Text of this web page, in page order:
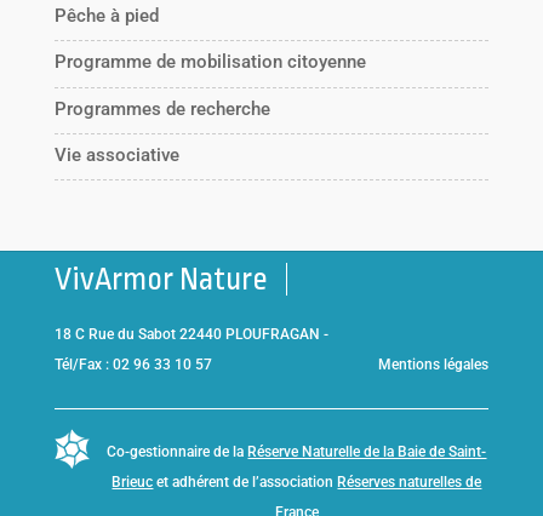
Pêche à pied
Programme de mobilisation citoyenne
Programmes de recherche
Vie associative
VivArmor Nature
18 C Rue du Sabot 22440 PLOUFRAGAN -
Tél/Fax : 02 96 33 10 57
Mentions légales
Co-gestionnaire de la Réserve Naturelle de la Baie de Saint-
Brieuc et adhérent de l’association Réserves naturelles de